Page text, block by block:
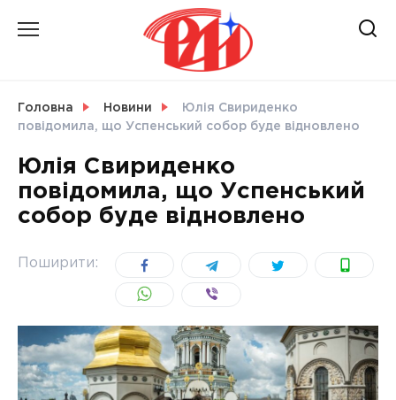
Головна Новини
Юлія Свириденко
повідомила, що Успенський собор буде відновлено
Юлія Свириденко
повідомила, що Успенський
собор буде відновлено
Поширити: